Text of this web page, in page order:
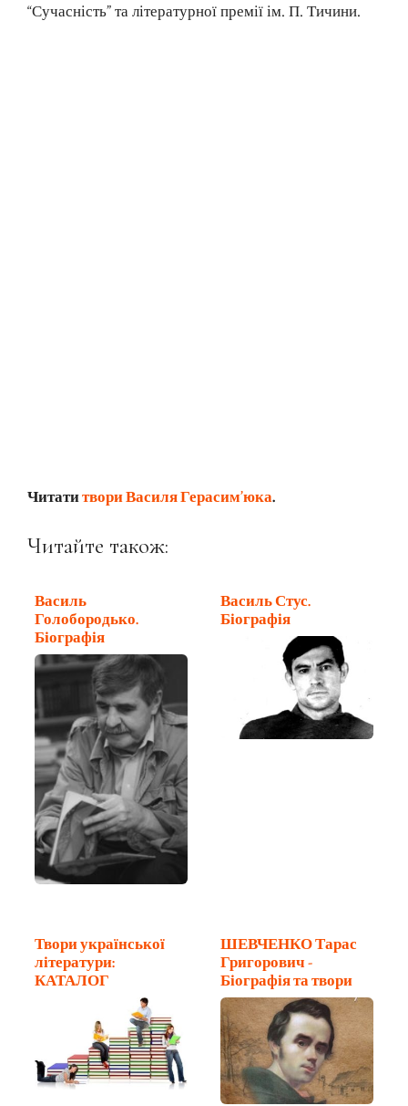
“Сучасність” та літературної премії ім. П. Тичини.
Читатитвори Василя Герасим’юка.
Читайте також:
Василь
Голобородько.
Біографія
Василь Стус.
Біографія
Твори української
літератури:
КАТАЛОГ
ШЕВЧЕНКО Тарас
Григорович -
Біографія та твори